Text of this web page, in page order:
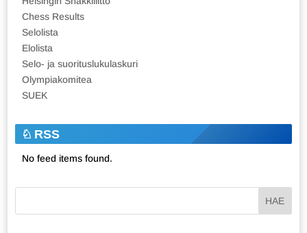
Chess Results
Selolista
Elolista
Selo- ja suorituslukulaskuri
Olympiakomitea
SUEK
RSS
No feed items found.